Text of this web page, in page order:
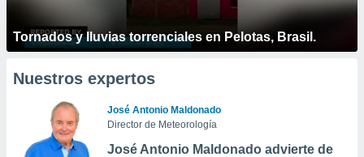
Tornados y lluvias torrenciales en Pelotas, Brasil.
Nuestros expertos
José Antonio Maldonado
Director de Meteorología
José Antonio Maldonado advierte de